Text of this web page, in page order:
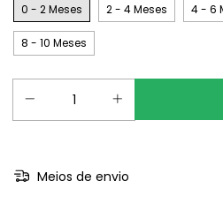
0 - 2 Meses
2 - 4 Meses 4 - 6
8 - 10 Meses
Meios de envio